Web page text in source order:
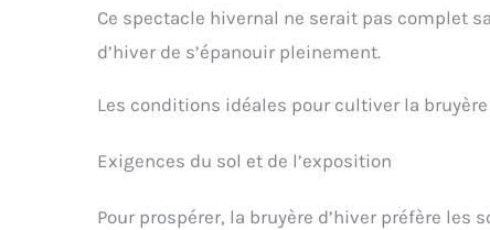
Ce spectacle hivernal ne serait pas complet
d’hiver de s’épanouir pleinement.
Les conditions idéales pour cultiver la bruyère
Exigences du sol et de l’exposition
Pour prospérer, la bruyère d’hiver préfère les